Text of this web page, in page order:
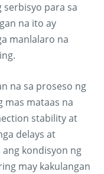
para sa
na ito ay
manlalaro na
na sa proseso ng
mas mataas na
stability at
delays at
kondisyon ng
may kakulangan